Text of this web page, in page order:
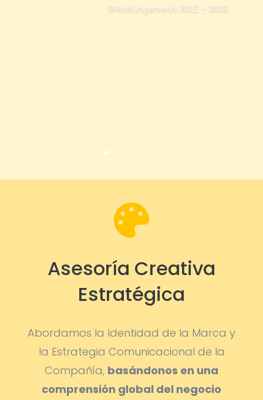
SHIMIN Ingeniería 2022 – 2026

Asesoría Creativa
Estratégica
Abordamos la Identidad de la Marca y
la Estrategia Comunicacional de la
Compañía, basándonos en una
comprensión global del negocio